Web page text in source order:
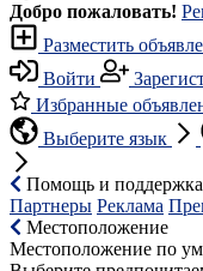
Добро пожаловать!
Разместить
Войти
Избранные
Выберите язык
Помощь и поддержка
Партнеры Реклама
Местоположение
Местоположение по